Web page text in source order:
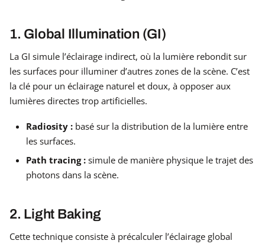
1. Global Illumination (GI)
La GI simule l’éclairage indirect, où la lumière rebondit sur
les surfaces pour illuminer d’autres zones de la scène. C’est
la clé pour un éclairage naturel et doux, à opposer aux
lumières directes trop artificielles.
Radiosity : basé sur la distribution de la lumière entre
les surfaces.
Path tracing : simule de manière physique le trajet des
photons dans la scène.
2. Light Baking
Cette technique consiste à précalculer l’éclairage global